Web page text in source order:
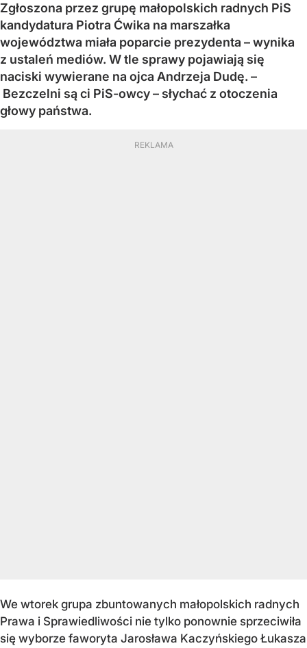
Zgłoszona przez grupę małopolskich radnych PiS
kandydatura Piotra Ćwika na marszałka
województwa miała poparcie prezydenta – wynika
z ustaleń mediów. W tle sprawy pojawiają się
naciski wywierane na ojca Andrzeja Dudę. –
Bezczelni są ci PiS-owcy – słychać z otoczenia
głowy państwa.
We wtorek grupa zbuntowanych małopolskich radnych
Prawa i Sprawiedliwości nie tylko ponownie sprzeciwiła
się wyborze faworyta Jarosława Kaczyńskiego Łukasza